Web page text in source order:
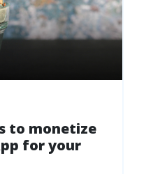
to monetize
for your